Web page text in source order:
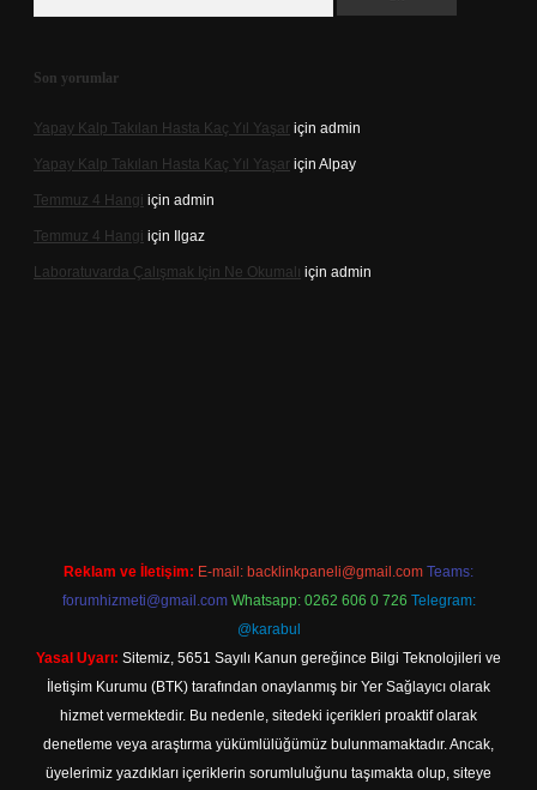
Son yorumlar
Yapay Kalp Takılan Hasta Kaç Yıl Yaşar için admin
Yapay Kalp Takılan Hasta Kaç Yıl Yaşar için Alpay
Temmuz 4 Hangi için admin
Temmuz 4 Hangi için Ilgaz
Laboratuvarda Çalışmak Için Ne Okumalı için admin
Reklam ve İletişim: E-mail: backlinkpaneli@gmail.com Teams:
forumhizmeti@gmail.com Whatsapp: 0262 606 0 726 Telegram:
@karabul
Yasal Uyarı: Sitemiz, 5651 Sayılı Kanun gereğince Bilgi Teknolojileri ve
İletişim Kurumu (BTK) tarafından onaylanmış bir Yer Sağlayıcı olarak
hizmet vermektedir. Bu nedenle, sitedeki içerikleri proaktif olarak
denetleme veya araştırma yükümlülüğümüz bulunmamaktadır. Ancak,
üyelerimiz yazdıkları içeriklerin sorumluluğunu taşımakta olup, siteye